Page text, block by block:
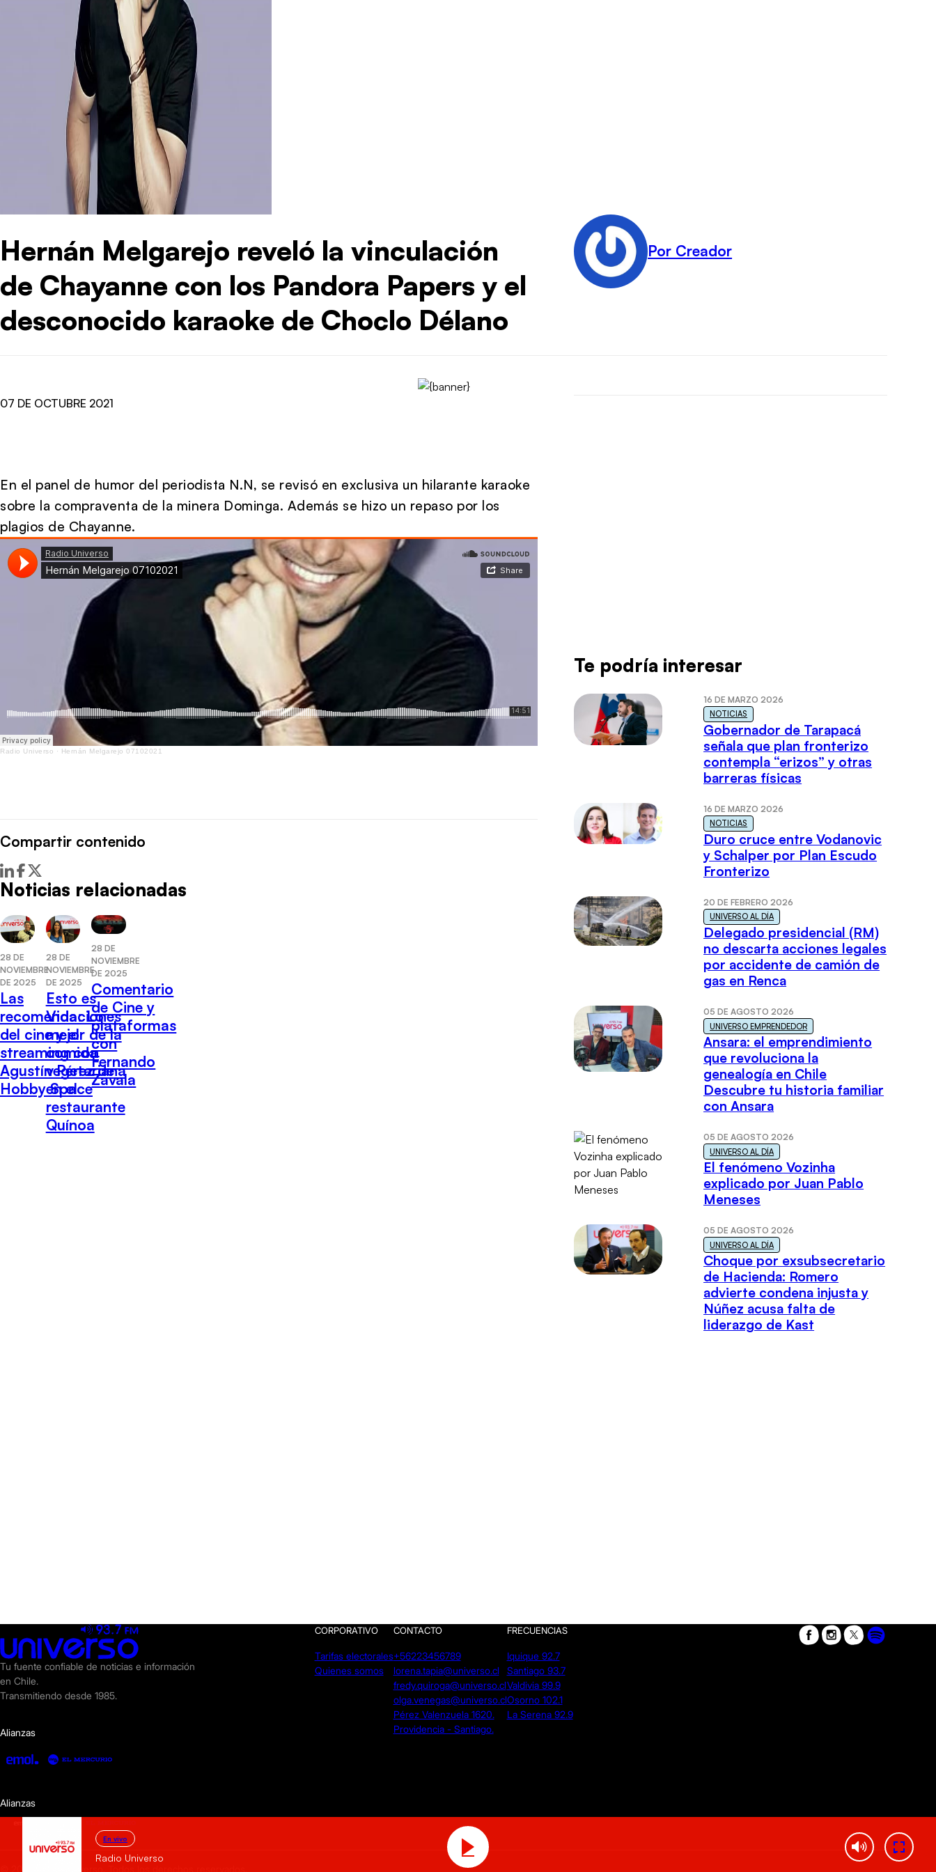
Hernán Melgarejo reveló la vinculación
de Chayanne con los Pandora Papers y el
desconocido karaoke de Choclo Délano
Por Creador
07 DE OCTUBRE 2021
En el panel de humor del periodista N.N, se revisó en exclusiva un hilarante karaoke
sobre la compraventa de la minera Dominga. Además se hizo un repaso por los
plagios de Chayanne.
Radio Universo · Hernán Melgarejo 07102021
Compartir contenido
Noticias relacionadas
28 DE
NOVIEMBRE
DE 2025
Las
recomendaciones
del cine y el
streaming con
Agustín Pérez de
Hobby Space
28 DE
NOVIEMBRE
DE 2025
Esto es
Vida: Lo
mejor de la
comida
vegetariana
en el
restaurante
Quínoa
28 DE
NOVIEMBRE
DE 2025
Comentario
de Cine y
plataformas
con
Fernando
Zavala
Te podría interesar
16 DE MARZO 2026
NOTICIAS
Gobernador de Tarapacá
señala que plan fronterizo
contempla “erizos” y otras
barreras físicas
16 DE MARZO 2026
NOTICIAS
Duro cruce entre Vodanovic
y Schalper por Plan Escudo
Fronterizo
20 DE FEBRERO 2026
UNIVERSO AL DÍA
Delegado presidencial (RM)
no descarta acciones legales
por accidente de camión de
gas en Renca
05 DE AGOSTO 2026
UNIVERSO EMPRENDEDOR
Ansara: el emprendimiento
que revoluciona la
genealogía en Chile
Descubre tu historia familiar
con Ansara
05 DE AGOSTO 2026
UNIVERSO AL DÍA
El fenómeno Vozinha
explicado por Juan Pablo
Meneses
05 DE AGOSTO 2026
UNIVERSO AL DÍA
Choque por exsubsecretario
de Hacienda: Romero
advierte condena injusta y
Núñez acusa falta de
liderazgo de Kast
En vivo
Radio Universo
Tu fuente confiable de noticias e información
en Chile.
Transmitiendo desde 1985.
Alianzas
CORPORATIVO
Tarifas electorales
Quienes somos
CONTACTO
+56223456789
lorena.tapia@universo.cl
fredy.quiroga@universo.cl
olga.venegas@universo.cl
Pérez Valenzuela 1620.
Providencia - Santiago.
FRECUENCIAS
Iquique 92.7
Santiago 93.7
Valdivia 99.9
Osorno 102.1
La Serena 92.9
Alianzas